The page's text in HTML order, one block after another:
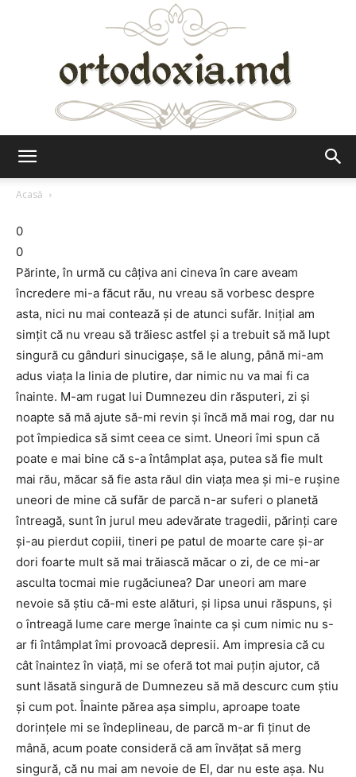
Acasă
0
0
Părinte, în urmă cu câţiva ani cineva în care aveam
încredere mi-a făcut rău, nu vreau să vorbesc despre
asta, nici nu mai contează şi de atunci sufăr. Iniţial am
simţit că nu vreau să trăiesc astfel şi a trebuit să mă lupt
singură cu gânduri sinucigaşe, să le alung, până mi-am
adus viaţa la linia de plutire, dar nimic nu va mai fi ca
înainte. M-am rugat lui Dumnezeu din răsputeri, zi şi
noapte să mă ajute să-mi revin şi încă mă mai rog, dar nu
pot împiedica să simt ceea ce simt. Uneori îmi spun că
poate e mai bine că s-a întâmplat aşa, putea să fie mult
mai rău, măcar să fie asta răul din viaţa mea şi mi-e ruşine
uneori de mine că sufăr de parcă n-ar suferi o planetă
întreagă, sunt în jurul meu adevărate tragedii, părinţi care
şi-au pierdut copiii, tineri pe patul de moarte care şi-ar
dori foarte mult să mai trăiască măcar o zi, de ce mi-ar
asculta tocmai mie rugăciunea? Dar uneori am mare
nevoie să ştiu că-mi este alături, şi lipsa unui răspuns, şi
o întreagă lume care merge înainte ca şi cum nimic nu s-
ar fi întâmplat îmi provoacă depresii. Am impresia că cu
cât înaintez în viaţă, mi se oferă tot mai puţin ajutor, că
sunt lăsată singură de Dumnezeu să mă descurc cum ştiu
şi cum pot. Înainte părea aşa simplu, aproape toate
dorinţele mi se îndeplineau, de parcă m-ar fi ţinut de
mână, acum poate consideră că am învăţat să merg
singură, că nu mai am nevoie de El, dar nu este aşa. Nu